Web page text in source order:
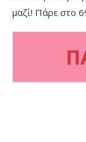
μαζί! Πάρε στο